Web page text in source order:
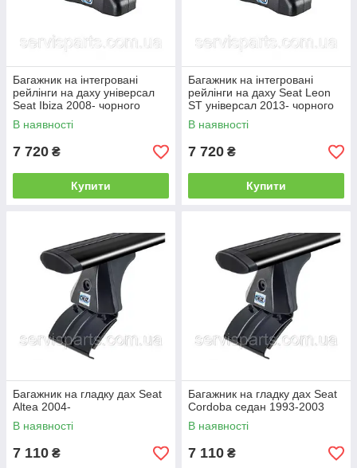
Багажник на інтегровані
рейлінги на даху універсал
Seat Ibiza 2008- чорного
кольору
В наявності
7 720 ₴
Купити
Багажник на інтегровані
рейлінги на даху Seat Leon
ST універсал 2013- чорного
кольору
В наявності
7 720 ₴
Купити
Багажник на гладку дах Seat
Altea 2004-
В наявності
7 110 ₴
Багажник на гладку дах Seat
Cordoba седан 1993-2003
В наявності
7 110 ₴